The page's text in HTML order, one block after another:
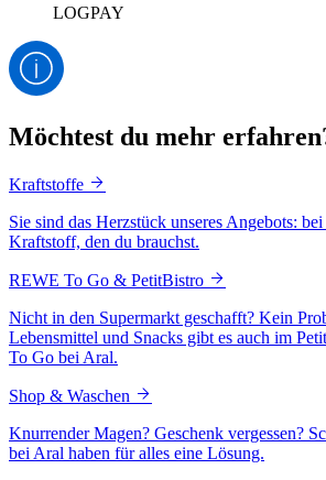
LOGPAY
Möchtest du mehr
Kraftstoffe
Sie sind das Herzstück unseres Angebots:
Kraftstoff, den du brauchst.
REWE To Go & PetitBistro
Nicht in den Supermarkt geschafft? Kein
Lebensmittel und Snacks gibt es auch im
To Go bei Aral.
Shop & Waschen
Knurrender Magen? Geschenk vergessen?
bei Aral haben für alles eine Lösung.